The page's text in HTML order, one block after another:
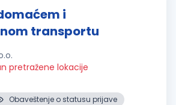
i
transportu
pretražene lokacije
Obaveštenje o statusu prijave